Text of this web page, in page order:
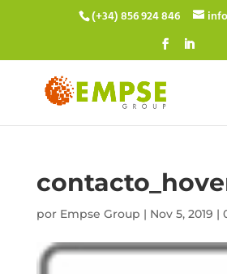
(+34) 856 924 846
por Empse Group | Nov 5, 2019 |